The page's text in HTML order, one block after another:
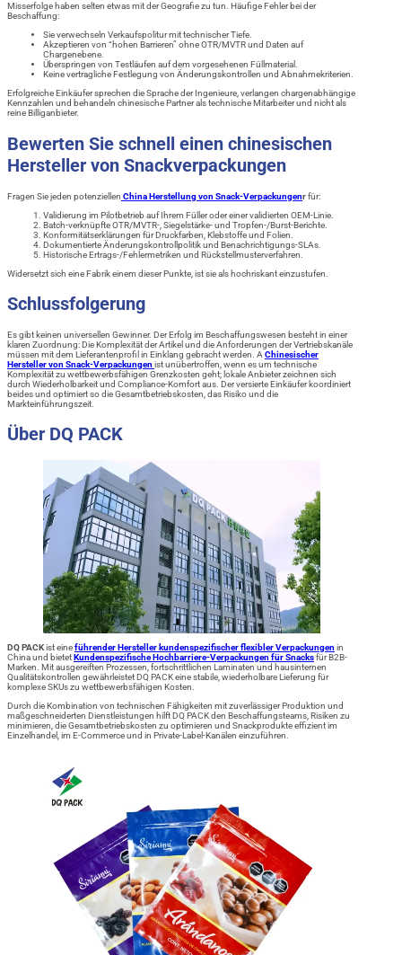
Misserfolge haben selten etwas mit der Geografie zu tun. Häufige Fehler bei der
Beschaffung:
Sie verwechseln Verkaufspolitur mit technischer Tiefe.
Akzeptieren von “hohen Barrieren” ohne OTR/MVTR und Daten auf
Chargenebene.
Überspringen von Testläufen auf dem vorgesehenen Füllmaterial.
Keine vertragliche Festlegung von Änderungskontrollen und Abnahmekriterien.
Erfolgreiche Einkäufer sprechen die Sprache der Ingenieure, verlangen chargenabhängige
Kennzahlen und behandeln chinesische Partner als technische Mitarbeiter und nicht als
reine Billiganbieter.
Bewerten Sie schnell einen chinesischen
Hersteller von Snackverpackungen
Fragen Sie jeden potenziellen China Herstellung von Snack-Verpackungenrfür:
Validierung im Pilotbetrieb auf Ihrem Füller oder einer validierten OEM-Linie.
Batch-verknüpfte OTR/MVTR-, Siegelstärke- und Tropfen-/Burst-Berichte.
Konformitätserklärungen für Druckfarben, Klebstoffe und Folien.
Dokumentierte Änderungskontrollpolitik und Benachrichtigungs-SLAs.
Historische Ertrags-/Fehlermetriken und Rückstellmusterverfahren.
Widersetzt sich eine Fabrik einem dieser Punkte, ist sie als hochriskant einzustufen.
Schlussfolgerung
Es gibt keinen universellen Gewinner. Der Erfolg im Beschaffungswesen besteht in einer
klaren Zuordnung: Die Komplexität der Artikel und die Anforderungen der Vertriebskanäle
müssen mit dem Lieferantenprofil in Einklang gebracht werden. A Chinesischer
Hersteller von Snack-Verpackungen ist unübertroffen, wenn es um technische
Komplexität zu wettbewerbsfähigen Grenzkosten geht; lokale Anbieter zeichnen sich
durch Wiederholbarkeit und Compliance-Komfort aus. Der versierte Einkäufer koordiniert
beides und optimiert so die Gesamtbetriebskosten, das Risiko und die
Markteinführungszeit.
Über DQ PACK
DQ PACKist eineführender Hersteller kundenspezifischer flexibler Verpackungen in
China und bietet Kundenspezifische Hochbarriere-Verpackungen für Snacksfür B2B-
Marken. Mit ausgereiften Prozessen, fortschrittlichen Laminaten und hausinternen
Qualitätskontrollen gewährleistet DQ PACK eine stabile, wiederholbare Lieferung für
komplexe SKUs zu wettbewerbsfähigen Kosten.
Durch die Kombination von technischen Fähigkeiten mit zuverlässiger Produktion und
maßgeschneiderten Dienstleistungen hilft DQ PACK den Beschaffungsteams, Risiken zu
minimieren, die Gesamtbetriebskosten zu optimieren und Snackprodukte effizient im
Einzelhandel, im E-Commerce und in Private-Label-Kanälen einzuführen.